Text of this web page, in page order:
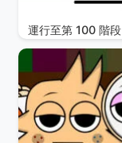
運行至第 100 階段